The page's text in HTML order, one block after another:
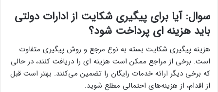
سوال: آیا برای پیگیری شکایت از ادارات دولتی
باید هزینه ای پرداخت شود؟
هزینه پیگیری شکایت بسته به نوع مرجع و روش پیگیری متفاوت
است. برخی از مراجع ممکن است هزینه ای را دریافت کنند، در حالی
که برخی دیگر ارائه خدمات رایگان را تضمین می‌کنند. بهتر است قبل
از اقدام، از هزینه‌های احتمالی مطلع شوید.